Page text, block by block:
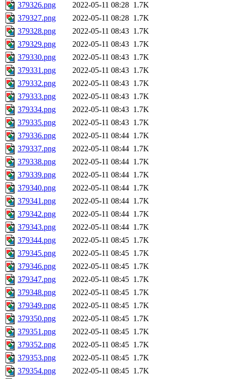
379326.png
2022-05-11 08:28 1.7K
379327.png
2022-05-11 08:28 1.7K
379328.png
2022-05-11 08:43 1.7K
379329.png
2022-05-11 08:43 1.7K
379330.png
2022-05-11 08:43 1.7K
379331.png
2022-05-11 08:43 1.7K
379332.png
2022-05-11 08:43 1.7K
379333.png
2022-05-11 08:43 1.7K
379334.png
2022-05-11 08:43 1.7K
379335.png
2022-05-11 08:43 1.7K
379336.png
2022-05-11 08:44 1.7K
379337.png
2022-05-11 08:44 1.7K
379338.png
2022-05-11 08:44 1.7K
379339.png
2022-05-11 08:44 1.7K
379340.png
2022-05-11 08:44 1.7K
379341.png
2022-05-11 08:44 1.7K
379342.png
2022-05-11 08:44 1.7K
379343.png
2022-05-11 08:44 1.7K
379344.png
2022-05-11 08:45 1.7K
379345.png
2022-05-11 08:45 1.7K
379346.png
2022-05-11 08:45 1.7K
379347.png
2022-05-11 08:45 1.7K
379348.png
2022-05-11 08:45 1.7K
379349.png
2022-05-11 08:45 1.7K
379350.png
2022-05-11 08:45 1.7K
379351.png
2022-05-11 08:45 1.7K
379352.png
2022-05-11 08:45 1.7K
379353.png
2022-05-11 08:45 1.7K
379354.png
2022-05-11 08:45 1.7K